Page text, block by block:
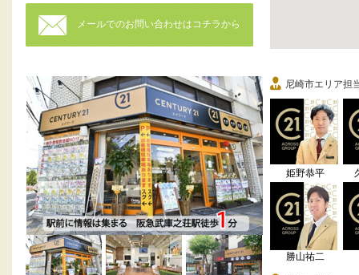
メールでのお問い合わせはコチラから
尼崎市エリア担
姫野恭平
勝山祐二